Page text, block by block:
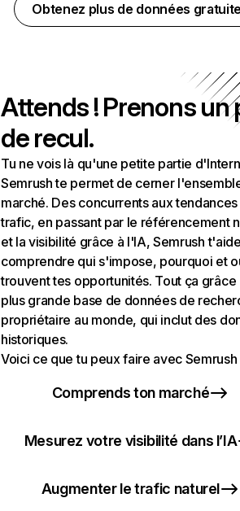
Obtenez plus de données
Attends ! Prenons un
de recul.
Tu ne vois là qu'une petite partie
Semrush te permet de cerner
marché. Des concurrents aux
trafic, en passant par le référencement
et la visibilité grâce à l'IA, Semrush
comprendre qui s'impose, pourquoi et
trouvent tes opportunités. Tout ça grâce
plus grande base de données de
propriétaire au monde, qui inclut des
historiques.
Voici ce que tu peux faire avec Semrush
Comprends ton marché
Mesurez votre visibilité dans l’IA
Augmenter le trafic naturel